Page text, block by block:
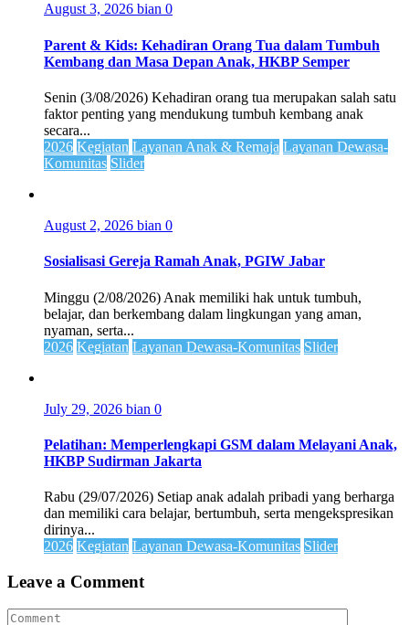
August 3, 2026 bian 0
Parent & Kids: Kehadiran Orang Tua dalam Tumbuh
Kembang dan Masa Depan Anak, HKBP Semper
Senin (3/08/2026) Kehadiran orang tua merupakan salah satu
faktor penting yang mendukung tumbuh kembang anak
secara...
2026 Kegiatan Layanan Anak & Remaja Layanan Dewasa-
Komunitas Slider
August 2, 2026 bian 0
Sosialisasi Gereja Ramah Anak, PGIW Jabar
Minggu (2/08/2026) Anak memiliki hak untuk tumbuh,
belajar, dan berkembang dalam lingkungan yang aman,
nyaman, serta...
2026 Kegiatan Layanan Dewasa-Komunitas Slider
July 29, 2026 bian 0
Pelatihan: Memperlengkapi GSM dalam Melayani Anak,
HKBP Sudirman Jakarta
Rabu (29/07/2026) Setiap anak adalah pribadi yang berharga
dan memiliki cara belajar, bertumbuh, serta mengekspresikan
dirinya...
2026 Kegiatan Layanan Dewasa-Komunitas Slider
Leave a Comment